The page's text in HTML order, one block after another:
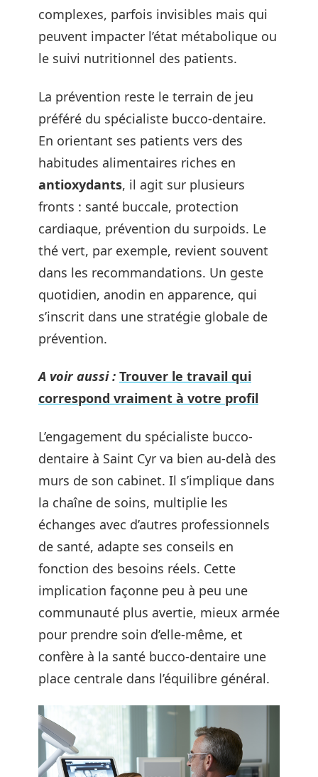
complexes, parfois invisibles mais qui
peuvent impacter l’état métabolique ou
le suivi nutritionnel des patients.
La prévention reste le terrain de jeu
préféré du spécialiste bucco-dentaire.
En orientant ses patients vers des
habitudes alimentaires riches en
antioxydants, il agit sur plusieurs
fronts : santé buccale, protection
cardiaque, prévention du surpoids. Le
thé vert, par exemple, revient souvent
dans les recommandations. Un geste
quotidien, anodin en apparence, qui
s’inscrit dans une stratégie globale de
prévention.
A voir aussi : Trouver le travail qui
correspond vraiment à votre profil
L’engagement du spécialiste bucco-
dentaire à Saint Cyr va bien au-delà des
murs de son cabinet. Il s’implique dans
la chaîne de soins, multiplie les
échanges avec d’autres professionnels
de santé, adapte ses conseils en
fonction des besoins réels. Cette
implication façonne peu à peu une
communauté plus avertie, mieux armée
pour prendre soin d’elle-même, et
confère à la santé bucco-dentaire une
place centrale dans l’équilibre général.